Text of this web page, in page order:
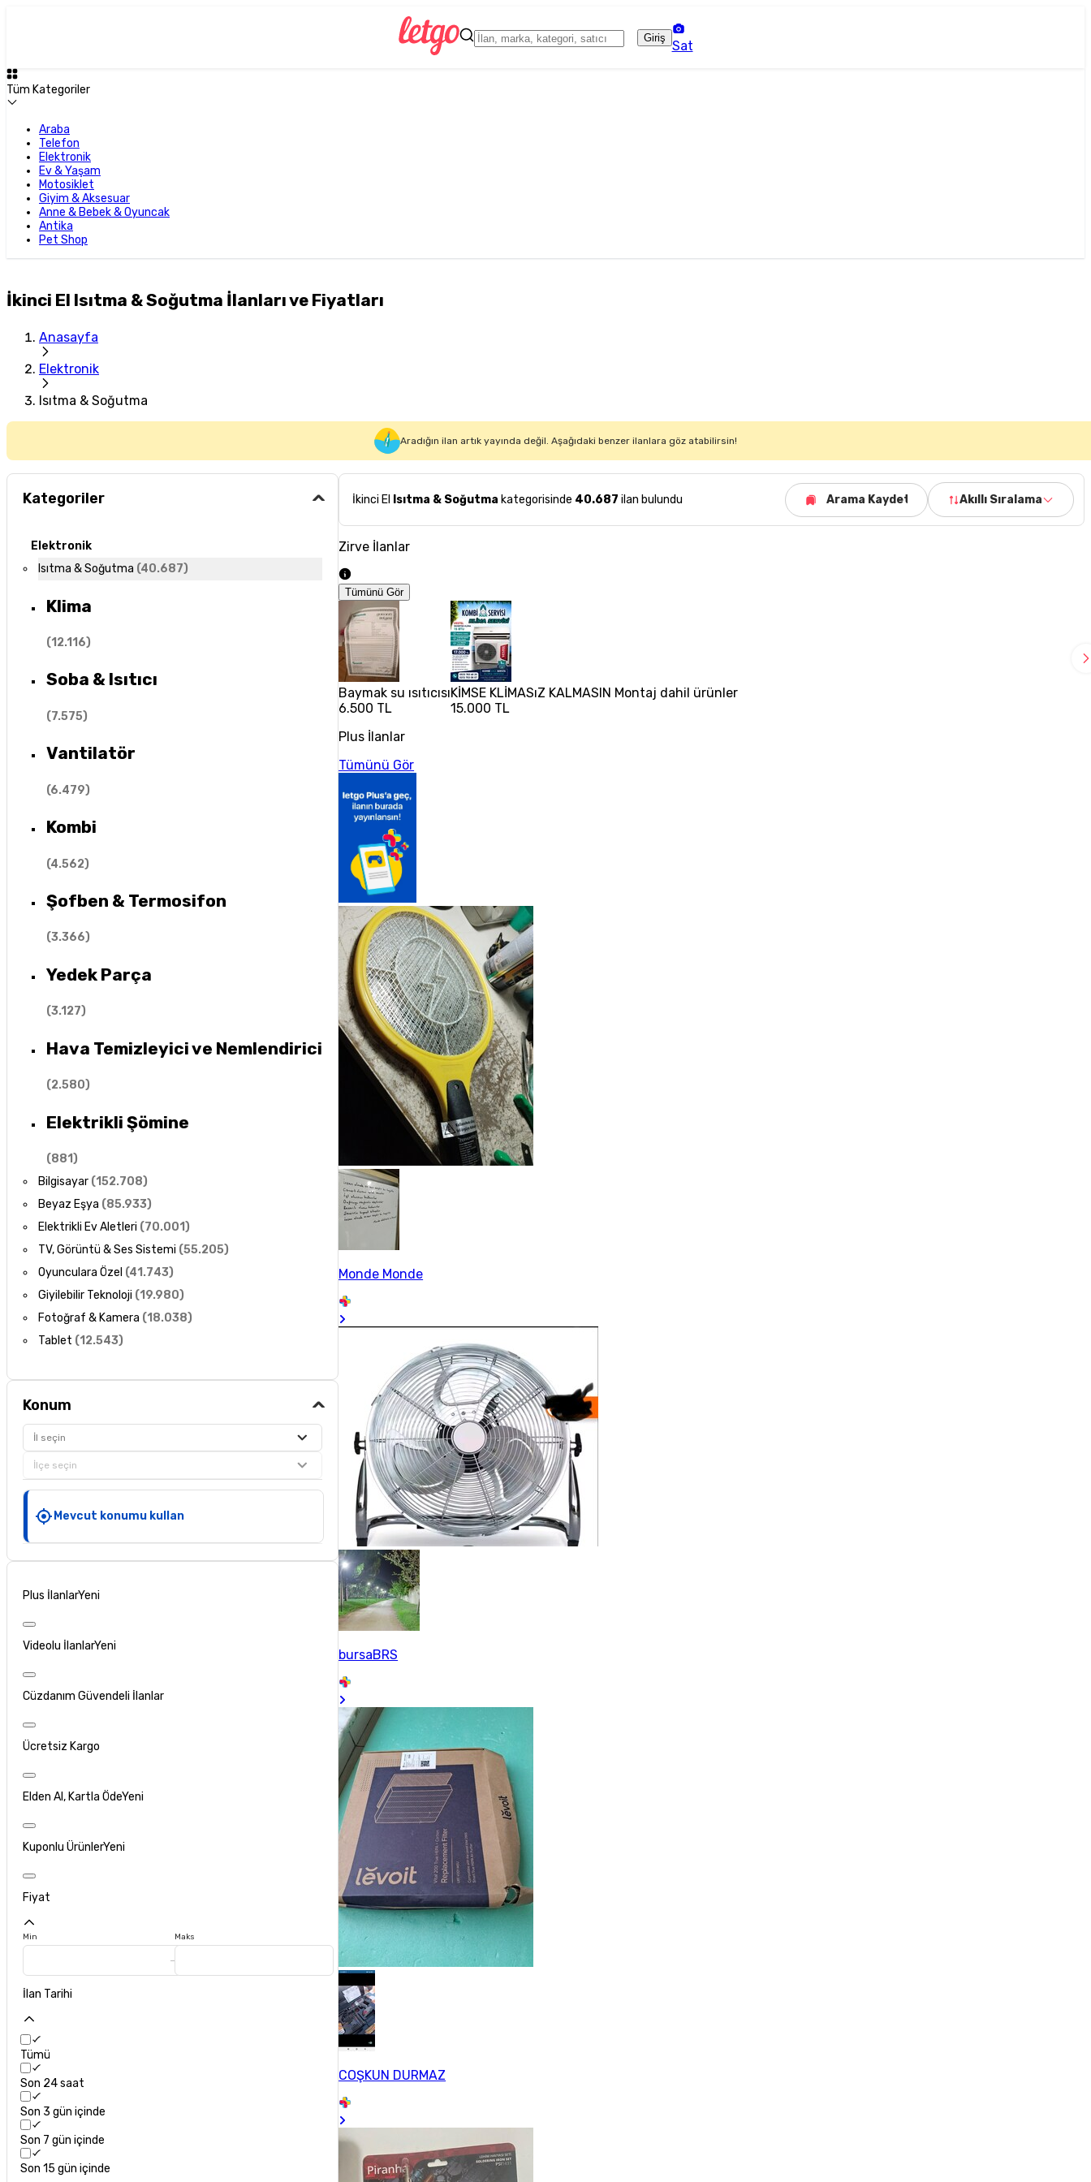
Giriş
Sat
Tüm Kategoriler
Araba
Telefon
Elektronik
Ev & Yaşam
Motosiklet
Giyim & Aksesuar
Anne & Bebek & Oyuncak
Antika
Pet Shop
İkinci El Isıtma & Soğutma İlanları ve Fiyatları
Anasayfa
Elektronik
Isıtma & Soğutma
Aradığın ilan artık yayında değil. Aşağıdaki benzer ilanlara göz atabilirsin!
Kategoriler
Elektronik
Isıtma & Soğutma (40.687)
Klima
(12.116)
Soba & Isıtıcı
(7.575)
Vantilatör
(6.479)
Kombi
(4.562)
Şofben & Termosifon
(3.366)
Yedek Parça
(3.127)
Hava Temizleyici ve Nemlendirici
(2.580)
Elektrikli Şömine
(881)
Bilgisayar (152.708)
Beyaz Eşya (85.933)
Elektrikli Ev Aletleri (70.001)
TV, Görüntü & Ses Sistemi (55.205)
Oyunculara Özel (41.743)
Giyilebilir Teknoloji (19.980)
Fotoğraf & Kamera (18.038)
Tablet (12.543)
Konum
İl seçin
İlçe seçin
Mevcut konumu kullan
Plus İlanlarYeni
Videolu İlanlarYeni
Cüzdanım Güvendeli İlanlar
Ücretsiz Kargo
Elden Al, Kartla ÖdeYeni
Kuponlu ÜrünlerYeni
Fiyat
Min Maks
İlan Tarihi
Tümü
Son 24 saat
Son 3 gün içinde
Son 7 gün içinde
Son 15 gün içinde
İkinci El Isıtma & Soğutma kategorisinde 40.687 ilan bulundu Arama Kaydet Akıllı Sıralama
Zirve İlanlar
Tümünü Gör
Baymak su ısıtıcısı
6.500 TL
KİMSE KLİMASıZ KALMASIN Montaj dahil ürünler
15.000 TL
Plus İlanlar
Tümünü Gör
Monde Monde
bursaBRS
COŞKUN DURMAZ